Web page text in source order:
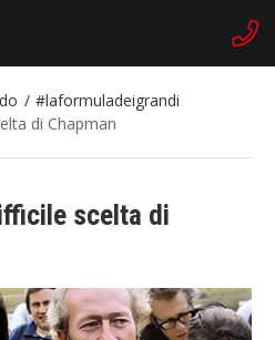
#laformuladeigrandi
di Chapman
scelta di